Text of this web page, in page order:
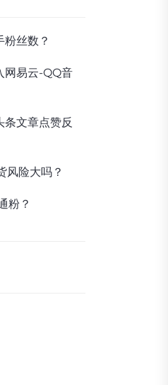
丝数？
网易云-QQ音
条文章点赞反
险大吗？
粉？